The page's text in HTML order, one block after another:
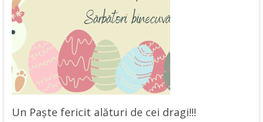
Un Paște fericit alături de cei dragi!!!